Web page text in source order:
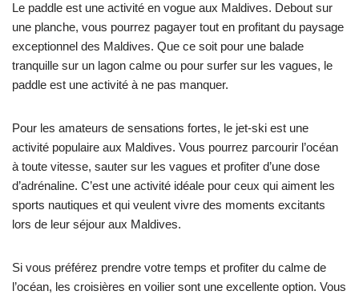
Le paddle est une activité en vogue aux Maldives. Debout sur
une planche, vous pourrez pagayer tout en profitant du paysage
exceptionnel des Maldives. Que ce soit pour une balade
tranquille sur un lagon calme ou pour surfer sur les vagues, le
paddle est une activité à ne pas manquer.
Pour les amateurs de sensations fortes, le jet-ski est une
activité populaire aux Maldives. Vous pourrez parcourir l’océan
à toute vitesse, sauter sur les vagues et profiter d’une dose
d’adrénaline. C’est une activité idéale pour ceux qui aiment les
sports nautiques et qui veulent vivre des moments excitants
lors de leur séjour aux Maldives.
Si vous préférez prendre votre temps et profiter du calme de
l’océan, les croisières en voilier sont une excellente option. Vous